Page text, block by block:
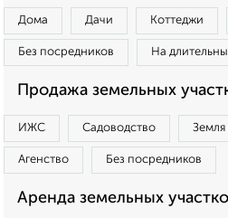
Дома Дачи Коттеджи
Без посредников На
Продажа земельных
ИЖС Садоводство
Агенство Без посредников
Аренда земельных